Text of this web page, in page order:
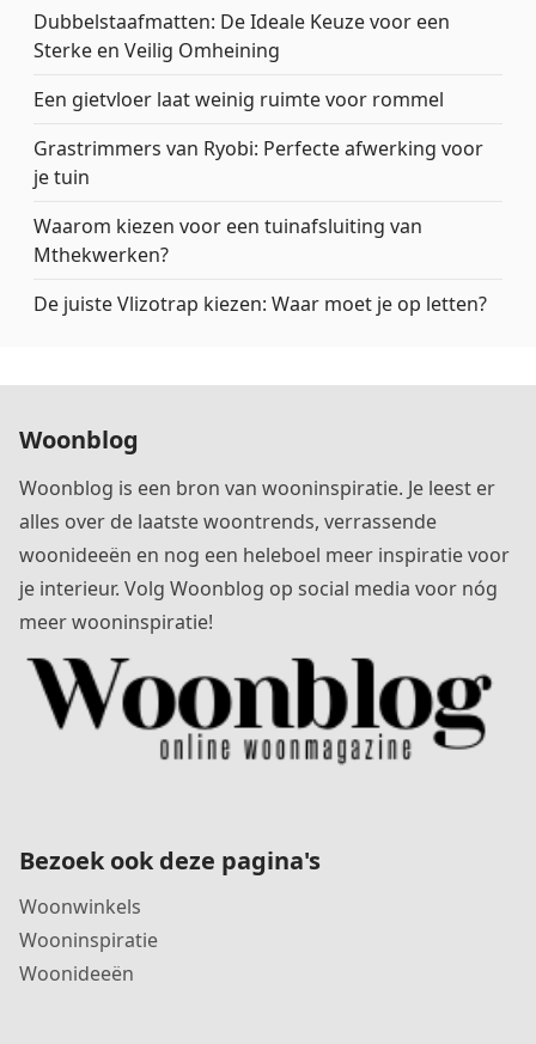
Dubbelstaafmatten: De Ideale Keuze voor een
Sterke en Veilig Omheining
Een gietvloer laat weinig ruimte voor rommel
Grastrimmers van Ryobi: Perfecte afwerking voor
je tuin
Waarom kiezen voor een tuinafsluiting van
Mthekwerken?
De juiste Vlizotrap kiezen: Waar moet je op letten?
Woonblog
Woonblog is een bron van wooninspiratie. Je leest er
alles over de laatste woontrends, verrassende
woonideeën en nog een heleboel meer inspiratie voor
je interieur. Volg Woonblog op social media voor nóg
meer wooninspiratie!
Bezoek ook deze pagina's
Woonwinkels
Wooninspiratie
Woonideeën